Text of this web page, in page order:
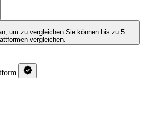
um zu vergleichen Sie können bis zu 5
vergleichen.